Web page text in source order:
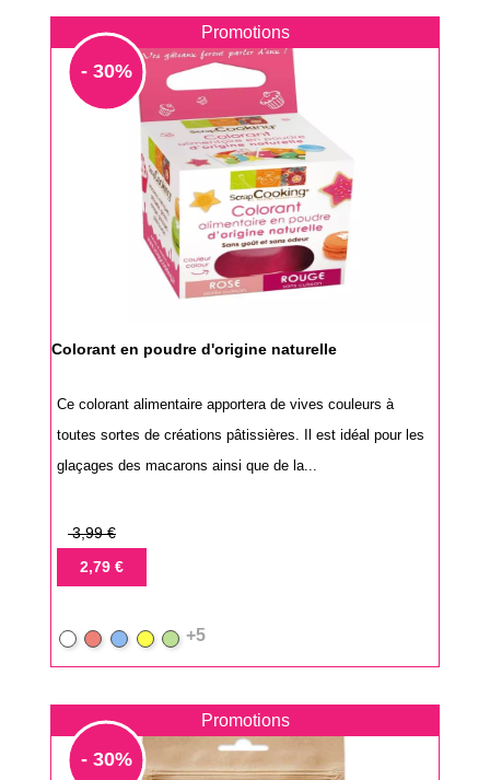
Promotions
- 30%
Colorant en poudre d'origine naturelle
Ce colorant alimentaire apportera de vives couleurs à
toutes sortes de créations pâtissières. Il est idéal pour les
glaçages des macarons ainsi que de la...
Prix
base
3,99 €
Prix2,79 €
BlancRouge
BleuJauneVert
+5
Promotions
- 30%